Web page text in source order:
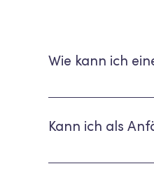
Wie kann ich
Wir haben einzelne
Kann ich als
Ja klar, Reformer